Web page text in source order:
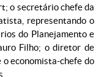
o secretário chefe da
representando o
do Planejamento e
Filho; o diretor de
economista-chefe do